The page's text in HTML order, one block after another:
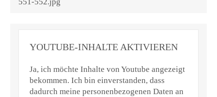
YOUTUBE-INHALTE AKTIVIEREN
Ja, ich möchte Inhalte von Youtube angezeigt
bekommen. Ich bin einverstanden, dass
dadurch meine personenbezogenen Daten an